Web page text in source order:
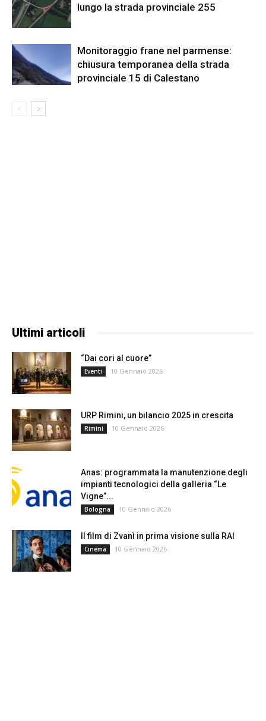
lungo la strada provinciale 255
Monitoraggio frane nel parmense:
chiusura temporanea della strada
provinciale 15 di Calestano
Ultimi articoli
“Dai cori al cuore”
Eventi 10 Gennaio 2026
URP Rimini, un bilancio 2025 in crescita
Rimini 10 Gennaio 2026
Anas: programmata la manutenzione degli
impianti tecnologici della galleria “Le
Vigne”...
Bologna 10 Gennaio 2026
Il film di Zvanì in prima visione sulla RAI
Cinema 10 Gennaio 2026